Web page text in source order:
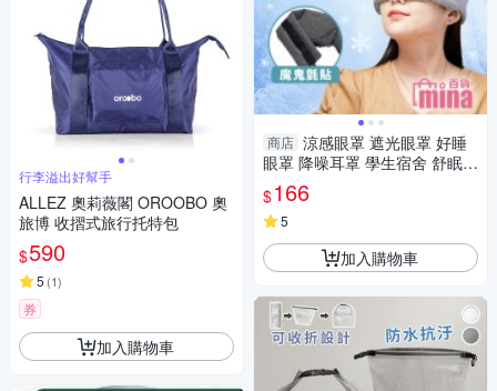
行李溢出好幫手
ALLEZ 奧莉薇閣 OROOBO 奧
旅博 收摺式旅行托特包
$590
5 (1)
券
加入購物車
商店 涼感眼罩 遮光眼罩 好睡
眼罩 降噪耳罩 學生宿舍 舒眠眼
罩 辦公午休(mina百貨)【F067
0】
$166
5
加入購物車